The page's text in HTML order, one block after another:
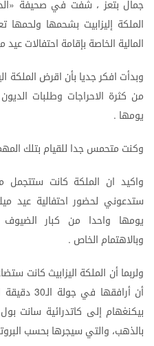
جمال بتعز ، شفت في صحيفة «
الملكة إليزابيت بشحمها ولحمها
المالية الخاصة بإقامة احتفالاتعيد
وبدأت افكرجديا بأن اقرض الملكة
من كثرة الاحراجات وطلبات الديون
يومها .
وكنت متحمسجدا للقيام بتلك
واكيد ان الملكة كانت ستتجمل
ستدعوني لحضور احتفالية عيد
يومها واحدا من كبار الضيوف
وبالاهتمام الخاص .
ولربماأن الملكة اليزابيث كانت
أن أرافقها في جولة الـ30 دقيقة
بيكنغهام إلى كاتدرائية سانت بول
بالذهب، والتي سيجرها بحسب